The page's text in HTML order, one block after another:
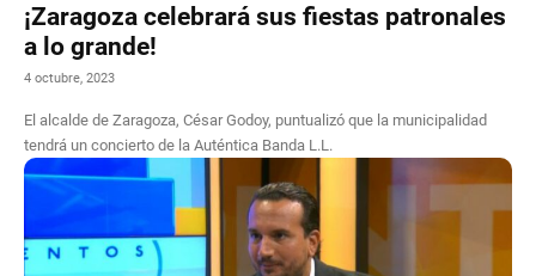
¡Zaragoza celebrará sus fiestas patronales
a lo grande!
4 octubre, 2023
El alcalde de Zaragoza, César Godoy, puntualizó que la municipalidad
tendrá un concierto de la Auténtica Banda L.L.